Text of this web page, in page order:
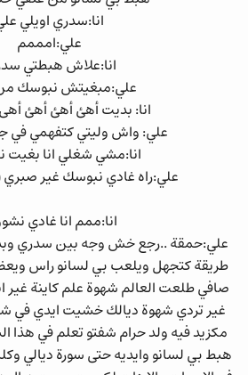
انا:سدري اويلي
علي:امممم
انا:علاش هبطتي
علي:مبغيتش نبوسك
انا: بديت أهئ أهئ أهئ
علي: واش وليتي كتفهمي في
انا:مشي شغلي انا بغيت
علي:راه غادي نبوسك غير صبري
انا:ممم انا غادي
علي:حمقة ..رجع خش وجه بين سدري
طريقة كتجهل ويلعب بي لسانو راس
صافي طلعت العالم شهوة علم كاينة غير
غير تردي شهوة ديالك خشيت ايدي في
مكزيد فيه ولد حرام شفتو تعلم في هذا
هبط بي لسانو وايديه حتى سورة ديالي